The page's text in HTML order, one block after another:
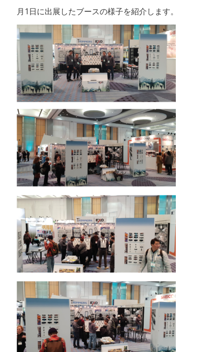
月1日に出展したブースの様子を紹介します。